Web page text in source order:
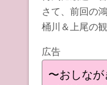
さて、前回の
桶川＆上尾の
広告
〜おしなが